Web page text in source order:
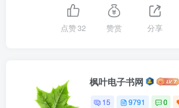
点赞32 赞赏 分享
枫叶电子书网
15 9791 0